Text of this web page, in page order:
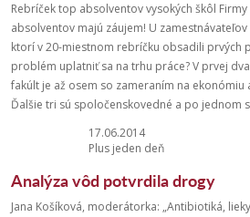
Rebríček top absolventov vysokých škôl
absolventov majú záujem! U
ktorí v 20-miestnom rebríčku obsadili prvých
problém uplatniť sa na trhu práce? V prvej
fakúlt je až osem so zameraním na ekonómiu
Ďalšie tri sú spoločenskovedné a po jednom
17.06.2014
Plus jeden deň
Analýza vôd potvrdila drogy
Jana Košíková, moderátorka: „Antibiotiká,